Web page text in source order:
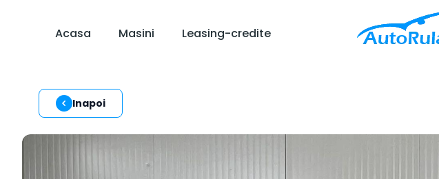
Acasa Masini Leasing-credite
Inapoi